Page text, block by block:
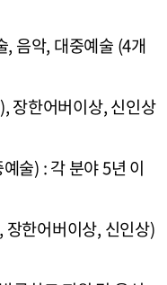
, 음악, 대중예술 (4개
장한어버이상, 신인상
술) : 각 분야 5년 이
한어버이상, 신인상)